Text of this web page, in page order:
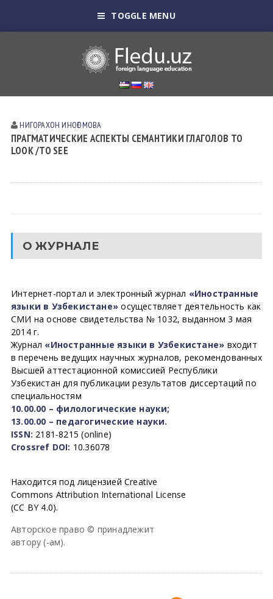
TOGGLE MENU
НИГОРАХОН ИНОҒОМОВА
ПРАГМАТИЧЕСКИЕ АСПЕКТЫ СЕМАНТИКИ ГЛАГОЛОВ TO
LOOK /TO SEE
О ЖУРНАЛЕ
Интернет-портал и электронный журнал «Иностранные
языки в Узбекистане» осуществляет деятельность как
СМИ на основе свидетельства № 1032, выданном 3 мая
2014 г.
Журнал «Иностранные языки в Узбекистане» входит
в перечень ведущих научных журналов, рекомендованных
Высшей аттестационной комиссией Республики
Узбекистан для публикации результатов диссертаций по
специальностям
10.00.00 – филологические науки;
13.00.00 – педагогические науки.
ISSN: 2181-8215 (online)
Crossref DOI: 10.36078
Находится под лицензией Creative
Commons Attribution International License
(CC BY 4.0).
Авторское право © принадлежит
автору (-ам).